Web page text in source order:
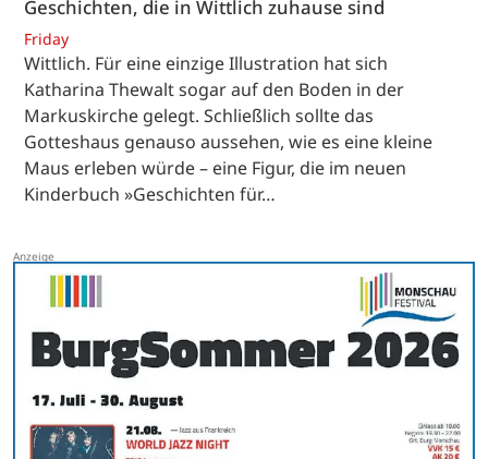
Geschichten, die in Wittlich zuhause sind
Friday
Wittlich. Für eine einzige Illustration hat sich
Katharina Thewalt sogar auf den Boden in der
Markuskirche gelegt. Schließlich sollte das
Gotteshaus genauso aussehen, wie es eine kleine
Maus erleben würde – eine Figur, die im neuen
Kinderbuch »Geschichten für…